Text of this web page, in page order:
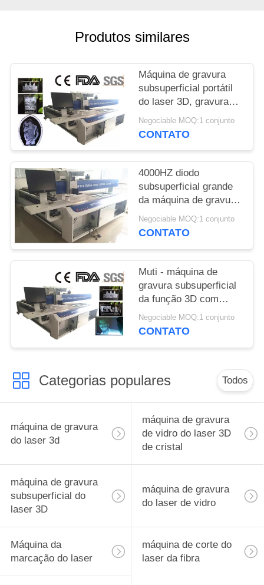
SITE
PRIVACY
POLICY
Produtos similares
Máquina de gravura
subsuperficial portátil
do laser 3D, gravura
3D de vidro para o
vidro/cristais
Negociable MOQ:1 conjunto
CONTATO
4000HZ diodo
subsuperficial grande
da máquina de gravura
do laser do tamanho
3D bombeado
Negociable MOQ:1 conjunto
CONTATO
Muti - máquina de
gravura subsuperficial
da função 3D com
comprimento de onda
532nm
Negociable MOQ:1 conjunto
CONTATO
Categorias populares Todos
máquina de gravura
do laser 3d
máquina de gravura
de vidro do laser 3D
de cristal
máquina de gravura
subsuperficial do
laser 3D
máquina de gravura
do laser de vidro
Máquina da
marcação do laser
máquina de corte do
laser da fibra